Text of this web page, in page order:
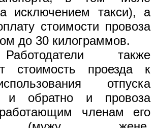
исключением такси), а
стоимости провоза
до 30 килограммов.
также
стоимость проезда к
отпуска
и обратно и провоза
членам его